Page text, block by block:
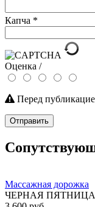
Капча *
Оценка /
Перед
Отправить
Массажная дорожка
ЧЕРНАЯ ПЯТНИЦА